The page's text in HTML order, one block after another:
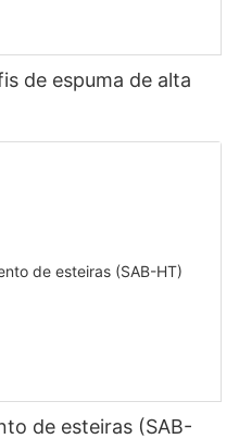
de espuma de alta
de esteiras (SAB-